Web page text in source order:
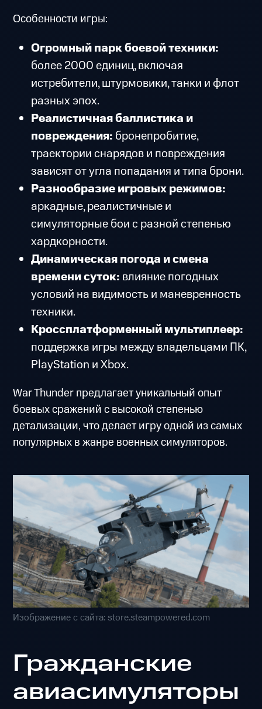
Особенности игры:
Огромный парк боевой техники:
более 2000 единиц, включая
истребители, штурмовики, танки и флот
разных эпох.
Реалистичная баллистика и
повреждения: бронепробитие,
траектории снарядов и повреждения
зависят от угла попадания и типа брони.
Разнообразие игровых режимов:
аркадные, реалистичные и
симуляторные бои с разной степенью
хардкорности.
Динамическая погода и смена
времени суток: влияние погодных
условий на видимость и маневренность
техники.
Кроссплатформенный мультиплеер:
поддержка игры между владельцами ПК,
PlayStation и Xbox.
War Thunder предлагает уникальный опыт
боевых сражений с высокой степенью
детализации, что делает игру одной из самых
популярных в жанре военных симуляторов.
Изображение с сайта: store.steampowered.com
Гражданские
авиасимуляторы